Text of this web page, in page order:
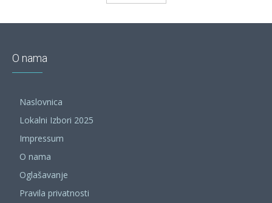
O nama
Naslovnica
Lokalni Izbori 2025
Impressum
O nama
Oglašavanje
Pravila privatnosti